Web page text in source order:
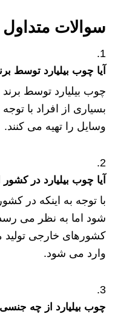
سوالات متداول
آیا چوب بیلیارد توسط
چوب بیلیارد توسط
بسیاری از افراد با
وسایل را تهیه می کنند.
آیا چوب بیلیارد در
با توجه به اینکه در
شود اما به نظر می‌ رسد
کشورهای خارجی
وارد می شود.
چوب بیلیارد از چه